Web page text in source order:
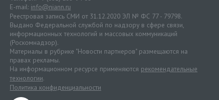
E-mail: info@niann.ru
Реестровая запись СМИ от 31.12.2020 ЭЛ № ФС 77 - 79798.
Выдано Федеральной службой по надзору в сфере связи,
информационных технологий и массовых коммуникаций
(Роскомнадзор).
Материалы в рубрике "Новости партнеров" размещаются на
правах рекламы.
На информационном ресурсе применяются рекомендательные
технологии.
Политика конфиденциальности